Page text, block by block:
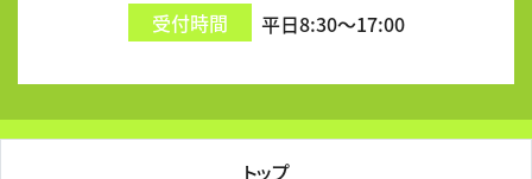
受付時間 平日8:30～17:00
トップ